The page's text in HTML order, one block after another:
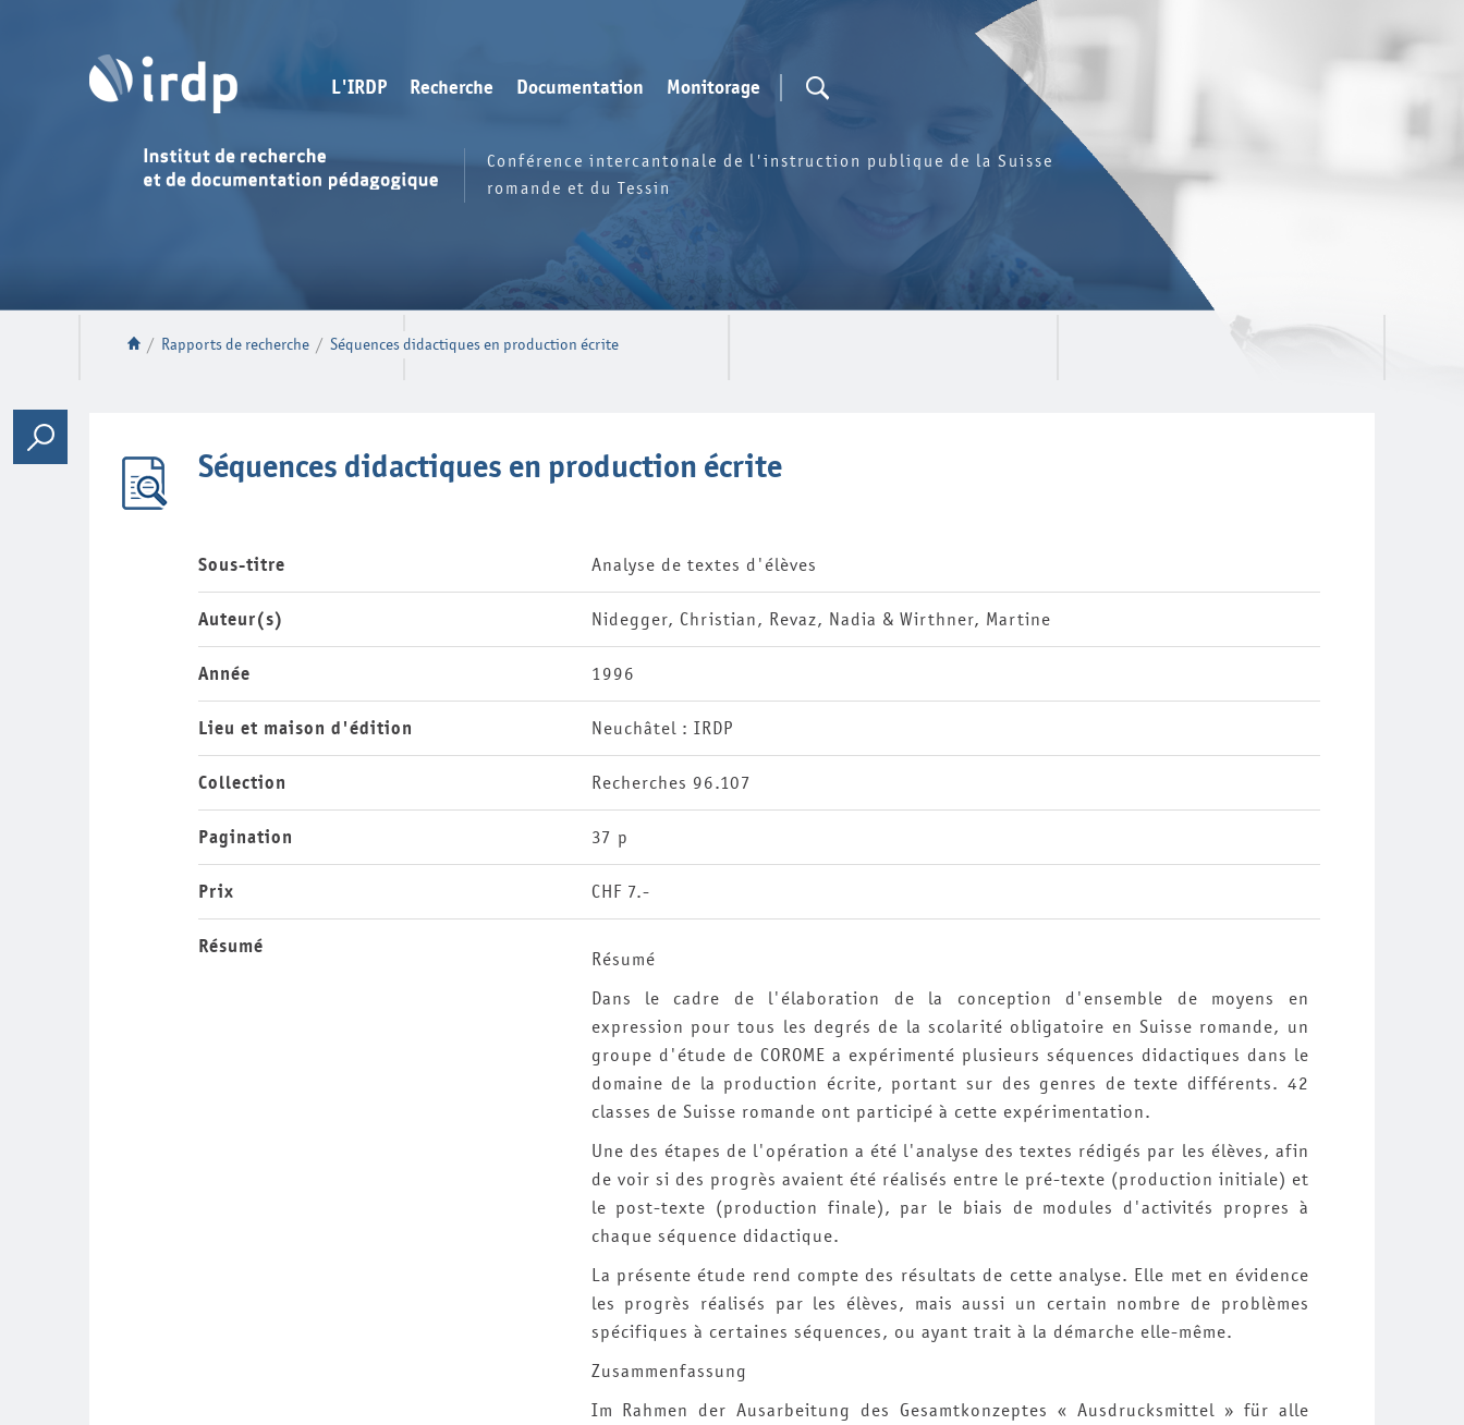
L'IRDP Recherche Documentation Monitorage
Conférence intercantonale de l'instruction publique de la Suisse
romande et du Tessin
/ Rapports de recherche / Séquences didactiques en production écrite
Séquences didactiques en production écrite
Sous-titre Analyse de textes d'élèves
Auteur(s) Nidegger, Christian, Revaz, Nadia & Wirthner, Martine
Année 1996
Lieu et maison d'édition Neuchâtel : IRDP
Collection Recherches 96.107
Pagination 37 p
Prix CHF 7.-
Résumé
Résumé
Dans le cadre de l'élaboration de la conception d'ensemble de moyens en
expression pour tous les degrés de la scolarité obligatoire en Suisse romande, un
groupe d'étude de COROME a expérimenté plusieurs séquences didactiques dans le
domaine de la production écrite, portant sur des genres de texte différents. 42
classes de Suisse romande ont participé à cette expérimentation.
Une des étapes de l'opération a été l'analyse des textes rédigés par les élèves, afin
de voir si des progrès avaient été réalisés entre le pré-texte (production initiale) et
le post-texte (production finale), par le biais de modules d'activités propres à
chaque séquence didactique.
La présente étude rend compte des résultats de cette analyse. Elle met en évidence
les progrès réalisés par les élèves, mais aussi un certain nombre de problèmes
spécifiques à certaines séquences, ou ayant trait à la démarche elle-même.
Zusammenfassung
Im Rahmen der Ausarbeitung des Gesamtkonzeptes « Ausdrucksmittel » für alle